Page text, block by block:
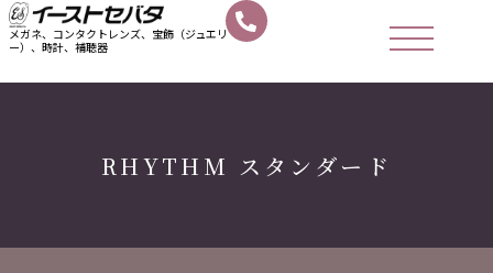
メガネ、コンタクトレンズ、宝飾（ジュエリ
ー）、時計、補聴器
RHYTHM スタンダード